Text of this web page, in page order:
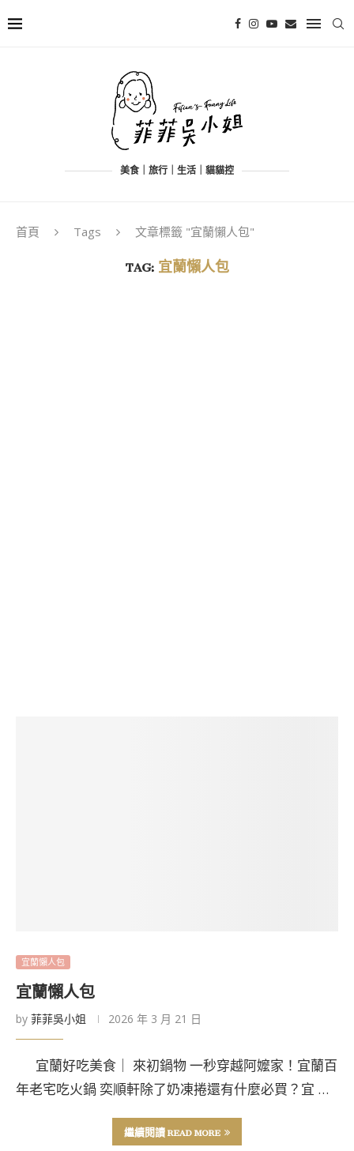
美食｜旅行｜生活｜貓貓控
首頁 Tags 文章標籤 "宜蘭懶人包"
TAG:宜蘭懶人包
宜蘭懶人包
宜蘭懶人包
by 菲菲吳小姐 2026 年 3 月 21 日
宜蘭好吃美食｜ 來初鍋物 一秒穿越阿嬤家！宜蘭百
年老宅吃火鍋 奕順軒除了奶凍捲還有什麼必買？宜 …
繼續閱讀 READ MORE